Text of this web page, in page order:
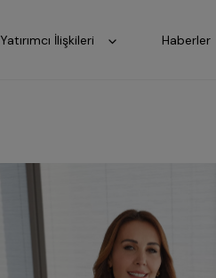
Yatırımcı İlişkileri Haberler